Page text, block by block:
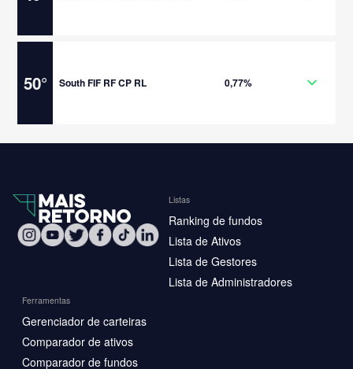
50° South FIF RF CP RL 0,77%
Listas
Ranking de fundos
Lista de Ativos
Lista de Gestores
Lista de Administradores
Ferramentas
Gerenciador de carteiras
Comparador de ativos
Comparador de fundos